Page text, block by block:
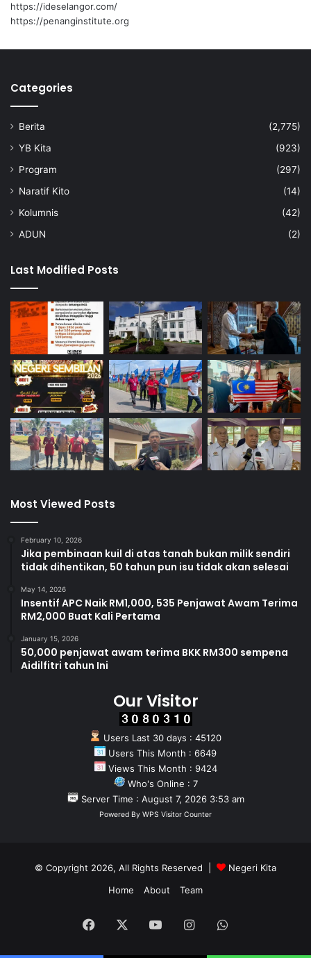
https://ideselangor.com/
https://penanginstitute.org
Categories
Berita
(2,775)
YB Kita
(923)
Program
(297)
Naratif Kito
(14)
Kolumnis
(42)
ADUN
(2)
Last Modified Posts
Most Viewed Posts
February 10, 2026
Jika pembinaan kuil di atas tanah bukan milik sendiri
tidak dihentikan, 50 tahun pun isu tidak akan selesai
May 14, 2026
Insentif APC Naik RM1,000, 535 Penjawat Awam Terima
RM2,000 Buat Kali Pertama
January 15, 2026
50,000 penjawat awam terima BKK RM300 sempena
Aidilfitri tahun Ini
Our Visitor
Users Last 30 days : 45120
Users This Month : 6649
Views This Month : 9424
Who's Online : 7
Server Time : August 7, 2026 3:53 am
Powered By WPS Visitor Counter
© Copyright 2026, All Rights Reserved |
Negeri Kita
Home
About Team
Facebook YouTubeInstagramWhatsApp